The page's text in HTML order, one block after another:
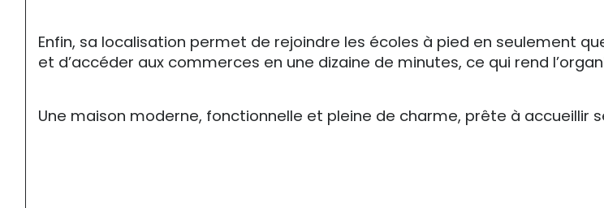
Enfin, sa localisation permet de rejoindre les écoles à pied en seulement
et d’accéder aux commerces en une dizaine de minutes, ce qui rend
Une maison moderne, fonctionnelle et pleine de charme, prête à accueillir